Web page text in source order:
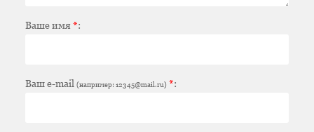
Ваше имя*:
Ваш e-mail (например: 12345@mail.ru) *: